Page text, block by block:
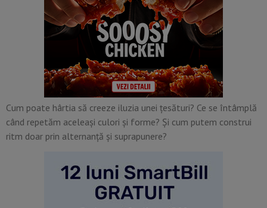
Cum poate hârtia să creeze iluzia unei țesături? Ce se întâmplă
când repetăm aceleași culori și forme? Și cum putem construi
ritm doar prin alternanță și suprapunere?